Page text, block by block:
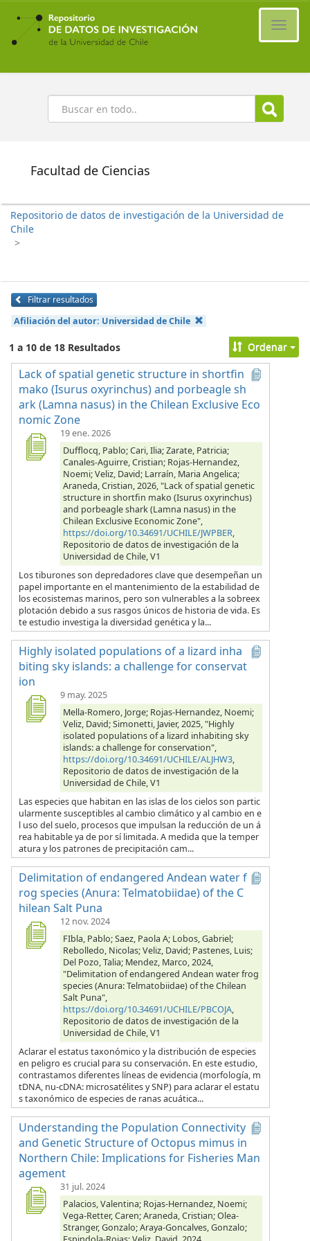
Ir
contenido
principal
Buscar
Facultad de Ciencias
Repositorio de datos de investigación de la Universidad de
Chile
>
Filtrar resultados
Afiliación del autor: Universidad de Chile
1 a 10 de 18 Resultados Ordenar
Lack of spatial genetic structure in shortfin
mako (Isurus oxyrinchus) and porbeagle sh
ark (Lamna nasus) in the Chilean Exclusive Eco
nomic Zone
19 ene. 2026
Dufflocq, Pablo; Cari, Ilia; Zarate, Patricia;
Canales-Aguirre, Cristian; Rojas-Hernandez,
Noemi; Veliz, David; Larraín, Maria Angelica;
Araneda, Cristian, 2026, "Lack of spatial genetic
structure in shortfin mako (Isurus oxyrinchus)
and porbeagle shark (Lamna nasus) in the
Chilean Exclusive Economic Zone",
https://doi.org/10.34691/UCHILE/JWPBER,
Repositorio de datos de investigación de la
Universidad de Chile, V1
Los tiburones son depredadores clave que desempeñan un
papel importante en el mantenimiento de la estabilidad de
los ecosistemas marinos, pero son vulnerables a la sobreex
plotación debido a sus rasgos únicos de historia de vida. Es
te estudio investiga la diversidad genética y la...
Highly isolated populations of a lizard inha
biting sky islands: a challenge for conservat
ion
9 may. 2025
Mella-Romero, Jorge; Rojas-Hernandez, Noemi;
Veliz, David; Simonetti, Javier, 2025, "Highly
isolated populations of a lizard inhabiting sky
islands: a challenge for conservation",
https://doi.org/10.34691/UCHILE/ALJHW3,
Repositorio de datos de investigación de la
Universidad de Chile, V1
Las especies que habitan en las islas de los cielos son partic
ularmente susceptibles al cambio climático y al cambio en e
l uso del suelo, procesos que impulsan la reducción de un á
rea habitable ya de por sí limitada. A medida que la temper
atura y los patrones de precipitación cam...
Delimitation of endangered Andean water f
rog species (Anura: Telmatobiidae) of the C
hilean Salt Puna
12 nov. 2024
FIbla, Pablo; Saez, Paola A; Lobos, Gabriel;
Rebolledo, Nicolas; Veliz, David; Pastenes, Luis;
Del Pozo, Talia; Mendez, Marco, 2024,
"Delimitation of endangered Andean water frog
species (Anura: Telmatobiidae) of the Chilean
Salt Puna",
https://doi.org/10.34691/UCHILE/PBCOJA,
Repositorio de datos de investigación de la
Universidad de Chile, V1
Aclarar el estatus taxonómico y la distribución de especies
en peligro es crucial para su conservación. En este estudio,
contrastamos diferentes líneas de evidencia (morfología, m
tDNA, nu-cDNA: microsatélites y SNP) para aclarar el estatu
s taxonómico de especies de ranas acuática...
Understanding the Population Connectivity
and Genetic Structure of Octopus mimus in
Northern Chile: Implications for Fisheries Man
agement
31 jul. 2024
Palacios, Valentina; Rojas-Hernandez, Noemi;
Vega-Retter, Caren; Araneda, Cristian; Olea-
Stranger, Gonzalo; Araya-Goncalves, Gonzalo;